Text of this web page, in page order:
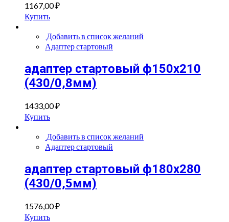
1167,00₽
Купить
Добавить в список желаний
Адаптер стартовый
адаптер стартовый ф150х210
(430/0,8мм)
1433,00₽
Купить
Добавить в список желаний
Адаптер стартовый
адаптер стартовый ф180х280
(430/0,5мм)
1576,00₽
Купить